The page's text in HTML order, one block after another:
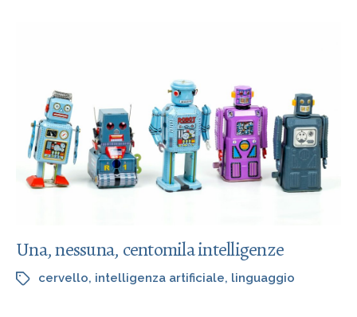
Una, nessuna, centomila intelligenze
cervello, intelligenza artificiale, linguaggio